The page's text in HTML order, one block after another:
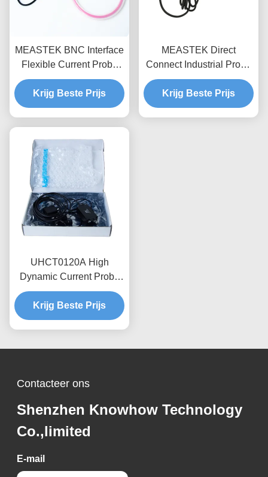
MEASTEK BNC Interface
Flexible Current Probe
LCTB-serie Aanpasbare
Flexible Rogowski Coil
Probe
Krijg Beste Prijs
MEASTEK Direct
Connect Industrial Probe
LCTD-serie Lage
frequentie Flexible
Current Probe, Global
Krijg Beste Prijs
UHCT0120A High
Dynamic Current Probe
0.12kA Peak 70%/ms
Verdunning, Anti-
interferentieontwerp
Krijg Beste Prijs
Contacteer ons
Shenzhen Knowhow Technology
Co.,limited
E-mail